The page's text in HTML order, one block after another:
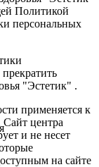
Политикой
персональных
"Эстетик" .
применяется к
Сайт центра
и не несет
на сайте